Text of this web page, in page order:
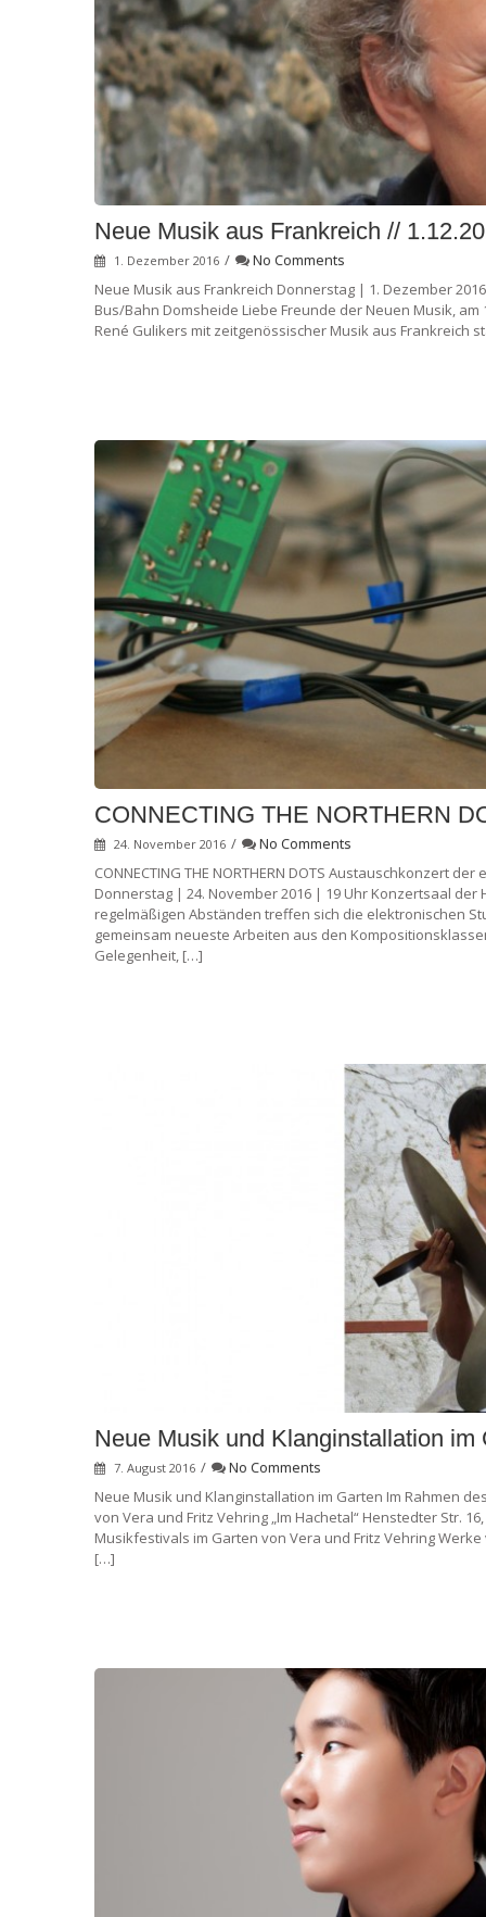
Neue Musik aus Frankreich //
1. Dezember 2016 /
No Comments
Neue Musik aus Frankreich Donnerstag | 1. Dezember
Bus/Bahn Domsheide Liebe Freunde der Neuen Musik,
René Gulikers mit zeitgenössischer Musik aus Frankreich
CONNECTING THE NORTHERN
24. November 2016 /
No Comments
CONNECTING THE NORTHERN DOTS Austauschkonzert
Donnerstag | 24. November 2016 | 19 Uhr Konzertsaal
regelmäßigen Abständen treffen sich die elektronischen
gemeinsam neueste Arbeiten aus den
Gelegenheit, […]
Neue Musik und Klanginstallation im
7. August 2016 /
No Comments
Neue Musik und Klanginstallation im Garten Im Rahmen
von Vera und Fritz Vehring „Im Hachetal“ Henstedter Str.
Musikfestivals im Garten von Vera und Fritz Vehring
[…]